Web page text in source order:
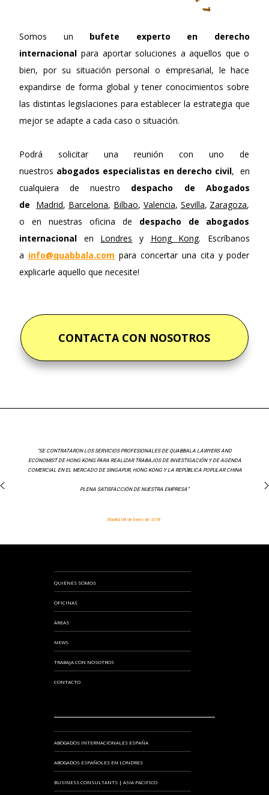
Somos un bufete experto en derecho
internacional para aportar soluciones a aquellos que o
bien, por su situación personal o empresarial, le hace
expandirse de forma global y tener conocimientos sobre
las distintas legislaciones para establecer la estrategia que
mejor se adapte a cada caso o situación.
Podrá solicitar una reunión con uno de
nuestros abogados especialistas en derecho civil, en
cualquiera de nuestro despacho de Abogados
de
Madrid, Barcelona, Bilbao, Valencia, Sevilla, Zaragoza,
o en nuestras oficina de despacho de abogados
internacional en Londres y Hong Kong. Escríbanos
a info@quabbala.com para concertar una cita y poder
explicarle aquello que necesite!
CONTACTA CON NOSOTROS
“SE CONTRATARON LOS SERVICIOS PROFESIONALES DE QUABBALA LAWYERS AND
ECONOMIST DE HONG KONG PARA REALIZAR TRABAJOS DE INVESTIGACIÓN Y DE AGENDA
COMERCIAL EN EL MERCADO DE SINGAPUR, HONG KONG Y LA REPÚBLICA POPULAR CHINA
PLENA SATISFACCIÓN DE NUESTRA EMPRESA”
Madrid, 08 de Enero de 2018
QUIÉNES SOMOS
OFICINAS
ÁREAS
NEWS
TRABAJA CON NOSOTROS
CONTACTO
ABOGADOS INTERNACIONALES ESPAÑA
ABOGADOS ESPAÑOLES EN LONDRES
BUSINESS CONSULTANTS | ASIA PACIFICO